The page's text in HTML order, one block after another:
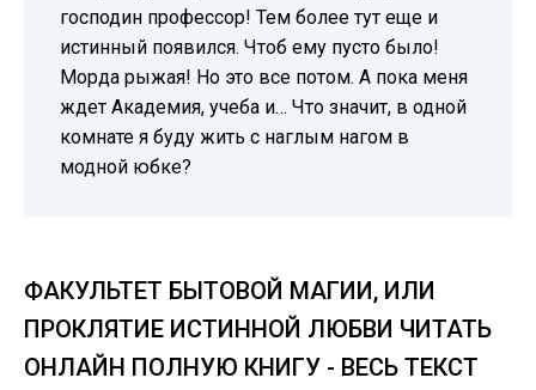
господин профессор! Тем более тут еще и
истинный появился. Чтоб ему пусто было!
Морда рыжая! Но это все потом. А пока меня
ждет Академия, учеба и… Что значит, в одной
комнате я буду жить с наглым нагом в
модной юбке?
ФАКУЛЬТЕТ БЫТОВОЙ МАГИИ, ИЛИ
ПРОКЛЯТИЕ ИСТИННОЙ ЛЮБВИ ЧИТАТЬ
ОНЛАЙН ПОЛНУЮ КНИГУ - ВЕСЬ ТЕКСТ